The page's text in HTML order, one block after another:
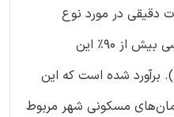
دقیقی در مورد نوع
شناسی، سن و مشخصات هندسی بیش از 90٪ این
ساختمانها ارائه شده است (15). برآورد شده است که این
از 96٪ ساختمان‌های مسکونی شهر مربوط